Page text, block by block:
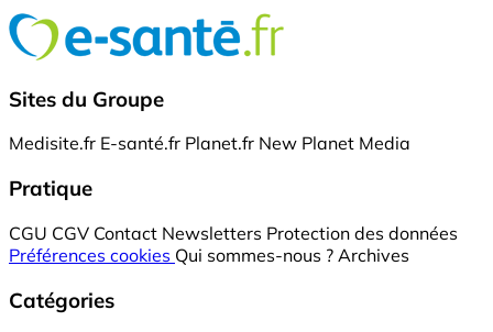
Sites du Groupe
Medisite.fr E-santé.fr Planet.fr New Planet Media
Pratique
CGU CGV Contact Newsletters Protection des données
Préférences cookies Qui sommes-nous ? Archives
Catégories